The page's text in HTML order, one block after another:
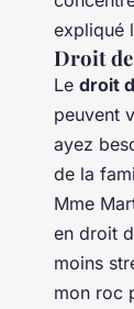
expliqué
Droit
Le droit
peuvent
ayez
de la
Mme
en droit
moins
mon roc